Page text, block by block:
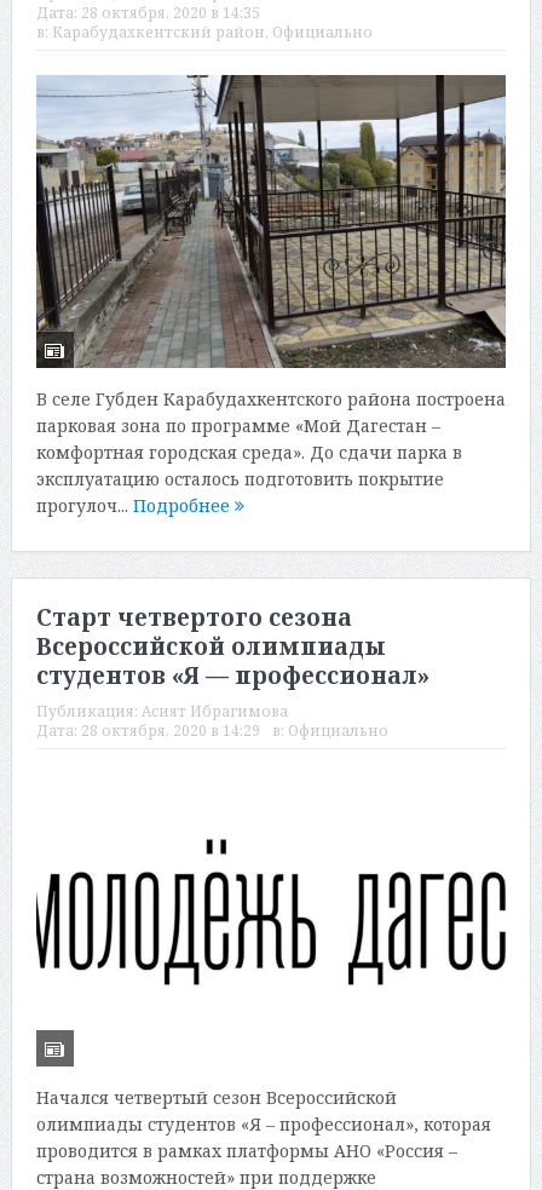
Дата: 28 октября, 2020 в 14:35
в: Карабудахкентский район, Официально
В селе Губден Карабудахкентского района построена
парковая зона по программе «Мой Дагестан –
комфортная городская среда». До сдачи парка в
эксплуатацию осталось подготовить покрытие
прогулоч... Подробнее
Старт четвертого сезона
Всероссийской олимпиады
студентов «Я — профессионал»
Публикация: Асият Ибрагимова
Дата: 28 октября, 2020 в 14:29 в: Официально
Начался четвертый сезон Всероссийской
олимпиады студентов «Я – профессионал», которая
проводится в рамках платформы АНО «Россия –
страна возможностей» при поддержке